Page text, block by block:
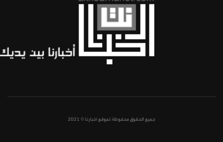
جميع الحقوق محفوظة لموقع أخبارنا © 2021